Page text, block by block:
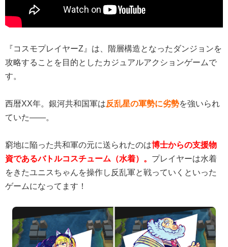
『コスモプレイヤーZ』は、階層構造となったダンジョンを
攻略することを目的としたカジュアルアクションゲームで
す。
西暦XX年。銀河共和国軍は反乱星の軍勢に劣勢を強いられ
ていた――。
窮地に陥った共和軍の元に送られたのは博士からの支援物
資であるバトルコスチューム（水着）。 プレイヤーは水着
をきたユニスちゃんを操作し反乱軍と戦っていくといった
ゲームになってます！